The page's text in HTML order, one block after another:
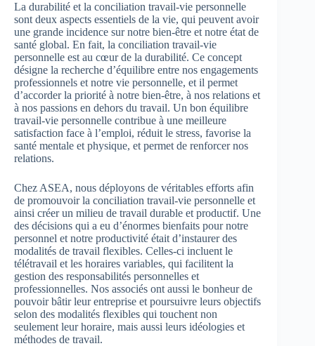
La durabilité et la conciliation travail-vie personnelle
sont deux aspects essentiels de la vie, qui peuvent avoir
une grande incidence sur notre bien-être et notre état de
santé global. En fait, la conciliation travail-vie
personnelle est au cœur de la durabilité. Ce concept
désigne la recherche d’équilibre entre nos engagements
professionnels et notre vie personnelle, et il permet
d’accorder la priorité à notre bien-être, à nos relations et
à nos passions en dehors du travail. Un bon équilibre
travail-vie personnelle contribue à une meilleure
satisfaction face à l’emploi, réduit le stress, favorise la
santé mentale et physique, et permet de renforcer nos
relations.
Chez ASEA, nous déployons de véritables efforts afin
de promouvoir la conciliation travail-vie personnelle et
ainsi créer un milieu de travail durable et productif. Une
des décisions qui a eu d’énormes bienfaits pour notre
personnel et notre productivité était d’instaurer des
modalités de travail flexibles. Celles-ci incluent le
télétravail et les horaires variables, qui facilitent la
gestion des responsabilités personnelles et
professionnelles. Nos associés ont aussi le bonheur de
pouvoir bâtir leur entreprise et poursuivre leurs objectifs
selon des modalités flexibles qui touchent non
seulement leur horaire, mais aussi leurs idéologies et
méthodes de travail.